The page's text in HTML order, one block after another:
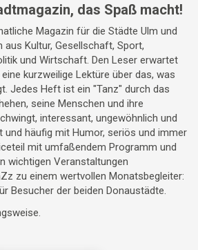
das Spaß macht!
Magazin für die Städte Ulm und
Kultur, Gesellschaft, Sport,
und Wirtschaft. Den Leser erwartet
kurzweilige Lektüre über das, was
Jedes Heft ist ein "Tanz" durch das
seine Menschen und ihre
interessant, ungewöhnlich und
und häufig mit Humor, seriös und immer
mit umfaßendem Programm und
wichtigen Veranstaltungen
zu einem wertvollen Monatsbegleiter:
Besucher der beiden Donaustädte.